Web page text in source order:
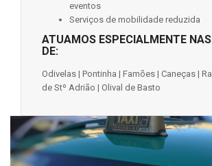
eventos
Serviços de mobilidade reduzida
ATUAMOS ESPECIALMENTE
DE:
Odivelas | Pontinha | Famões | Caneças |
de Stº Adrião | Olival de Basto